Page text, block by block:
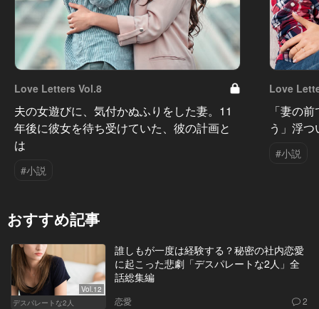
Love Letters Vol.8
夫の女遊びに、気付かぬふりをした妻。11
年後に彼女を待ち受けていた、彼の計画と
は
#小説
Love
「妻の
う」浮
#小説
おすすめ記事
Vol.12
デスパレートな2人
誰しもが一度は経験する？秘密の社内恋愛
に起こった悲劇「デスパレートな2人」全
話総集編
恋愛 2